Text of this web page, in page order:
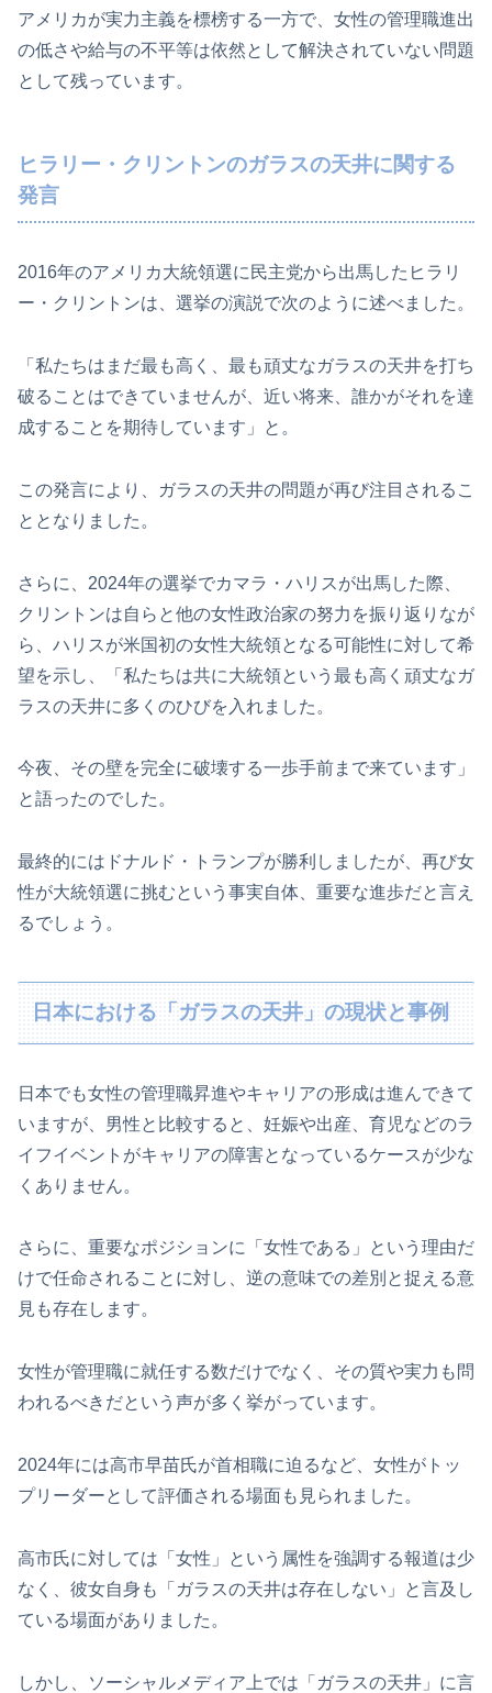
アメリカが実力主義を標榜する一方で、女性の管理職進出
の低さや給与の不平等は依然として解決されていない問題
として残っています。
ヒラリー・クリントンのガラスの天井に関する
発言
2016年のアメリカ大統領選に民主党から出馬したヒラリ
ー・クリントンは、選挙の演説で次のように述べました。
「私たちはまだ最も高く、最も頑丈なガラスの天井を打ち
破ることはできていませんが、近い将来、誰かがそれを達
成することを期待しています」と。
この発言により、ガラスの天井の問題が再び注目されるこ
ととなりました。
さらに、2024年の選挙でカマラ・ハリスが出馬した際、
クリントンは自らと他の女性政治家の努力を振り返りなが
ら、ハリスが米国初の女性大統領となる可能性に対して希
望を示し、「私たちは共に大統領という最も高く頑丈なガ
ラスの天井に多くのひびを入れました。
今夜、その壁を完全に破壊する一歩手前まで来ています」
と語ったのでした。
最終的にはドナルド・トランプが勝利しましたが、再び女
性が大統領選に挑むという事実自体、重要な進歩だと言え
るでしょう。
日本における「ガラスの天井」の現状と事例
日本でも女性の管理職昇進やキャリアの形成は進んできて
いますが、男性と比較すると、妊娠や出産、育児などのラ
イフイベントがキャリアの障害となっているケースが少な
くありません。
さらに、重要なポジションに「女性である」という理由だ
けで任命されることに対し、逆の意味での差別と捉える意
見も存在します。
女性が管理職に就任する数だけでなく、その質や実力も問
われるべきだという声が多く挙がっています。
2024年には高市早苗氏が首相職に迫るなど、女性がトッ
プリーダーとして評価される場面も見られました。
高市氏に対しては「女性」という属性を強調する報道は少
なく、彼女自身も「ガラスの天井は存在しない」と言及し
ている場面がありました。
しかし、ソーシャルメディア上では「ガラスの天井」に言